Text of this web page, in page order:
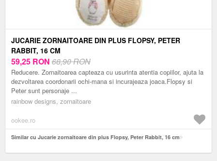
JUCARIE ZORNAITOARE DIN PLUS FLOPSY, PETER
RABBIT, 16 CM
59,25 RON 68,90 RON
Reducere. Zornaitoarea capteaza cu usurinta atentia copiilor, ajuta la
dezvoltarea coordonarii ochi-mana si incurajeaza joaca.Flopsy si
Peter sunt personaje ...
rainbow designs, zornaitoare
ookee.ro
Similar cu Jucarie zornaitoare din plus Flopsy, Peter Rabbit, 16 cm